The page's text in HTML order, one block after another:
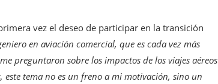
vez el deseo de participar en la transición
en aviación comercial, que es cada vez más
preguntaron sobre los impactos de los viajes aéreos
tema no es un freno a mi motivación, sino un